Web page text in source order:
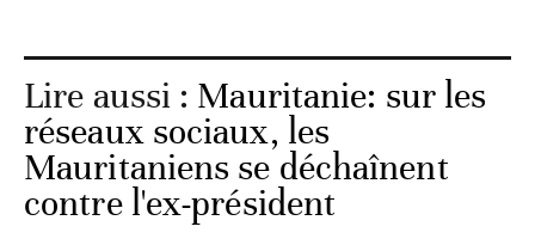
Lire aussi : Mauritanie: sur les
réseaux sociaux, les
Mauritaniens se déchaînent
contre l'ex-président